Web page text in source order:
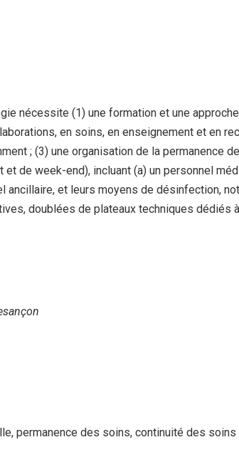
nécessite (1) une formation et une
en soins, en enseignement et en
; (3) une organisation de la permanence
de week-end), incluant (a) un personnel
et leurs moyens de désinfection,
doublées de plateaux techniques dédiés
permanence des soins, continuité des soins